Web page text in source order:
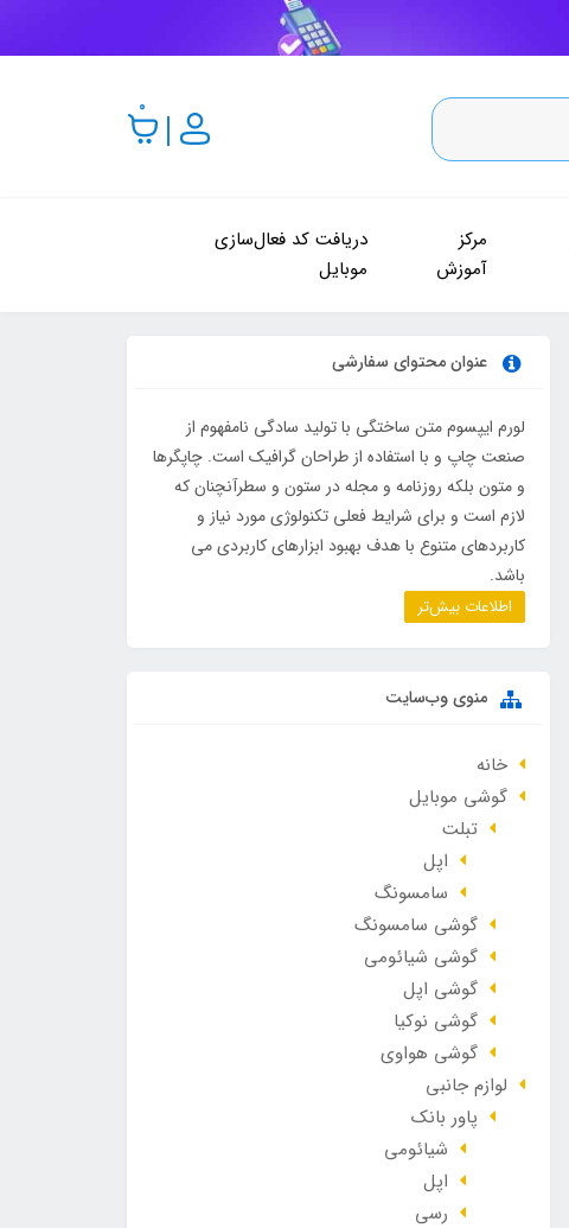
0
مرکز
آموزش
دریافت کد فعال‌سازی
موبایل
عنوان محتوای سفارشی
لورم ایپسوم متن ساختگی با تولید سادگی نامفهوم از
صنعت چاپ و با استفاده از طراحان گرافیک است. چاپگرها
و متون بلکه روزنامه و مجله در ستون و سطرآنچنان که
لازم است و برای شرایط فعلی تکنولوژی مورد نیاز و
کاربردهای متنوع با هدف بهبود ابزارهای کاربردی می
باشد.
اطلاعات بیش‌تر
منوی وب‌سایت
خانه
گوشی موبایل
تبلت
اپل
سامسونگ
گوشی سامسونگ
گوشی شیائومی
گوشی اپل
گوشی نوکیا
گوشی هواوی
لوازم جانبی
پاور بانک
شیائومی
اپل
رسی